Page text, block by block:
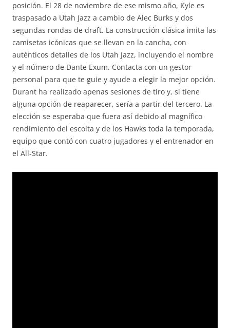
posición. El 28 de noviembre de ese mismo año, Kyle es
traspasado a Utah Jazz a cambio de Alec Burks y dos
segundas rondas de draft. La construcción clásica imita las
camisetas icónicas que se llevan en la cancha, con
auténticos detalles de los Utah Jazz, incluyendo el nombre
y el número de Dante Exum. Contacta con un gestor
personal para que te guie y ayude a elegir la mejor opción.
Durant ha realizado apenas sesiones de tiro y, si tiene
alguna opción de reaparecer, sería a partir del tercero. La
elección se esperaba que fuera así debido al magnífico
rendimiento del escolta y de los Hawks toda la temporada,
equipo que contó con cuatro jugadores y el entrenador en
el All-Star.